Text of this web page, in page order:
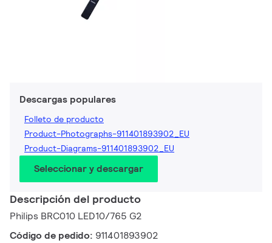
Descargas populares
Folleto de producto
Product-Photographs-911401893902_EU
Product-Diagrams-911401893902_EU
Seleccionar y descargar
Descripción del producto
Philips BRC010 LED10/765 G2
Código de pedido: 911401893902